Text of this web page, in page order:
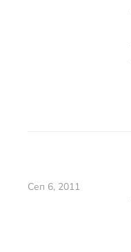
Сеп 6, 2011